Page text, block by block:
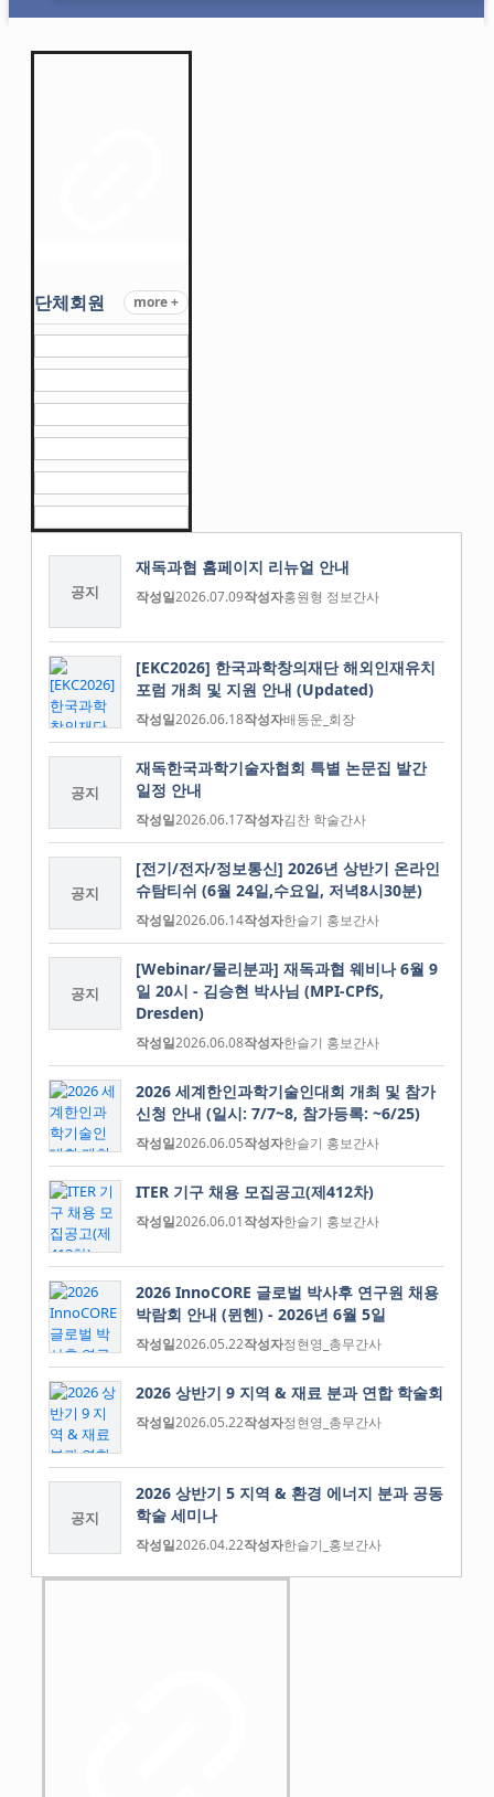
단체회원 more +
공지
재독과협 홈페이지 리뉴얼 안내
작성일2026.07.09작성자홍원형 정보간사
[EKC2026] 한국과학창의재단 해외인재유치
포럼 개최 및 지원 안내 (Updated)
작성일2026.06.18작성자배동운_회장
공지
재독한국과학기술자협회 특별 논문집 발간
일정 안내
작성일2026.06.17작성자김찬 학술간사
공지
[전기/전자/정보통신] 2026년 상반기 온라인
슈탐티쉬 (6월 24일,수요일, 저녁8시30분)
작성일2026.06.14작성자한슬기 홍보간사
공지
[Webinar/물리분과] 재독과협 웨비나 6월 9
일 20시 - 김승현 박사님 (MPI-CPfS,
Dresden)
작성일2026.06.08작성자한슬기 홍보간사
2026 세계한인과학기술인대회 개최 및 참가
신청 안내 (일시: 7/7~8, 참가등록: ~6/25)
작성일2026.06.05작성자한슬기 홍보간사
ITER 기구 채용 모집공고(제412차)
작성일2026.06.01작성자한슬기 홍보간사
2026 InnoCORE 글로벌 박사후 연구원 채용
박람회 안내 (뮌헨) - 2026년 6월 5일
작성일2026.05.22작성자정현영_총무간사
2026 상반기 9 지역 & 재료 분과 연합 학술회
작성일2026.05.22작성자정현영_총무간사
공지
2026 상반기 5 지역 & 환경 에너지 분과 공동
학술 세미나
작성일2026.04.22작성자한슬기_홍보간사